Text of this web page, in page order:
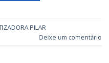
PILAR
Deixe um comentário